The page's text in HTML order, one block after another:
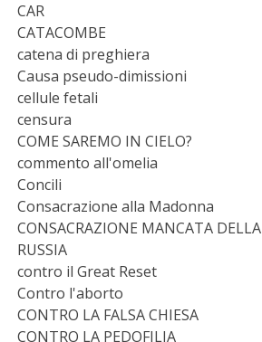
CAR
CATACOMBE
catena di preghiera
Causa pseudo-dimissioni
cellule fetali
censura
COME SAREMO IN CIELO?
commento all'omelia
Concili
Consacrazione alla Madonna
CONSACRAZIONE MANCATA DELLA
RUSSIA
contro il Great Reset
Contro l'aborto
CONTRO LA FALSA CHIESA
CONTRO LA PEDOFILIA